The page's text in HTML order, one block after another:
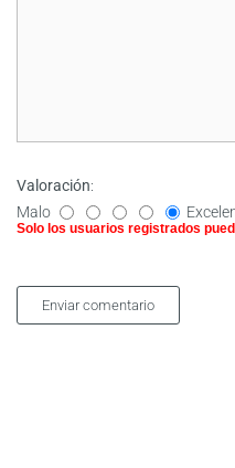
Solo los usuarios registrados
Valoración:
Malo